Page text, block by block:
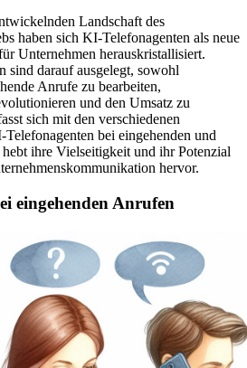
Landschaft des
haben sich KI-Telefonagenten als neue
Unternehmen herauskristallisiert.
sind darauf ausgelegt, sowohl
Anrufe zu bearbeiten,
und den Umsatz zu
sich mit den verschiedenen
bei eingehenden und
ihre Vielseitigkeit und ihr Potenzial
hervor.
eingehenden Anrufen